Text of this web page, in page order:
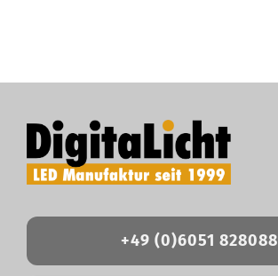
+49 (0)6051 828088